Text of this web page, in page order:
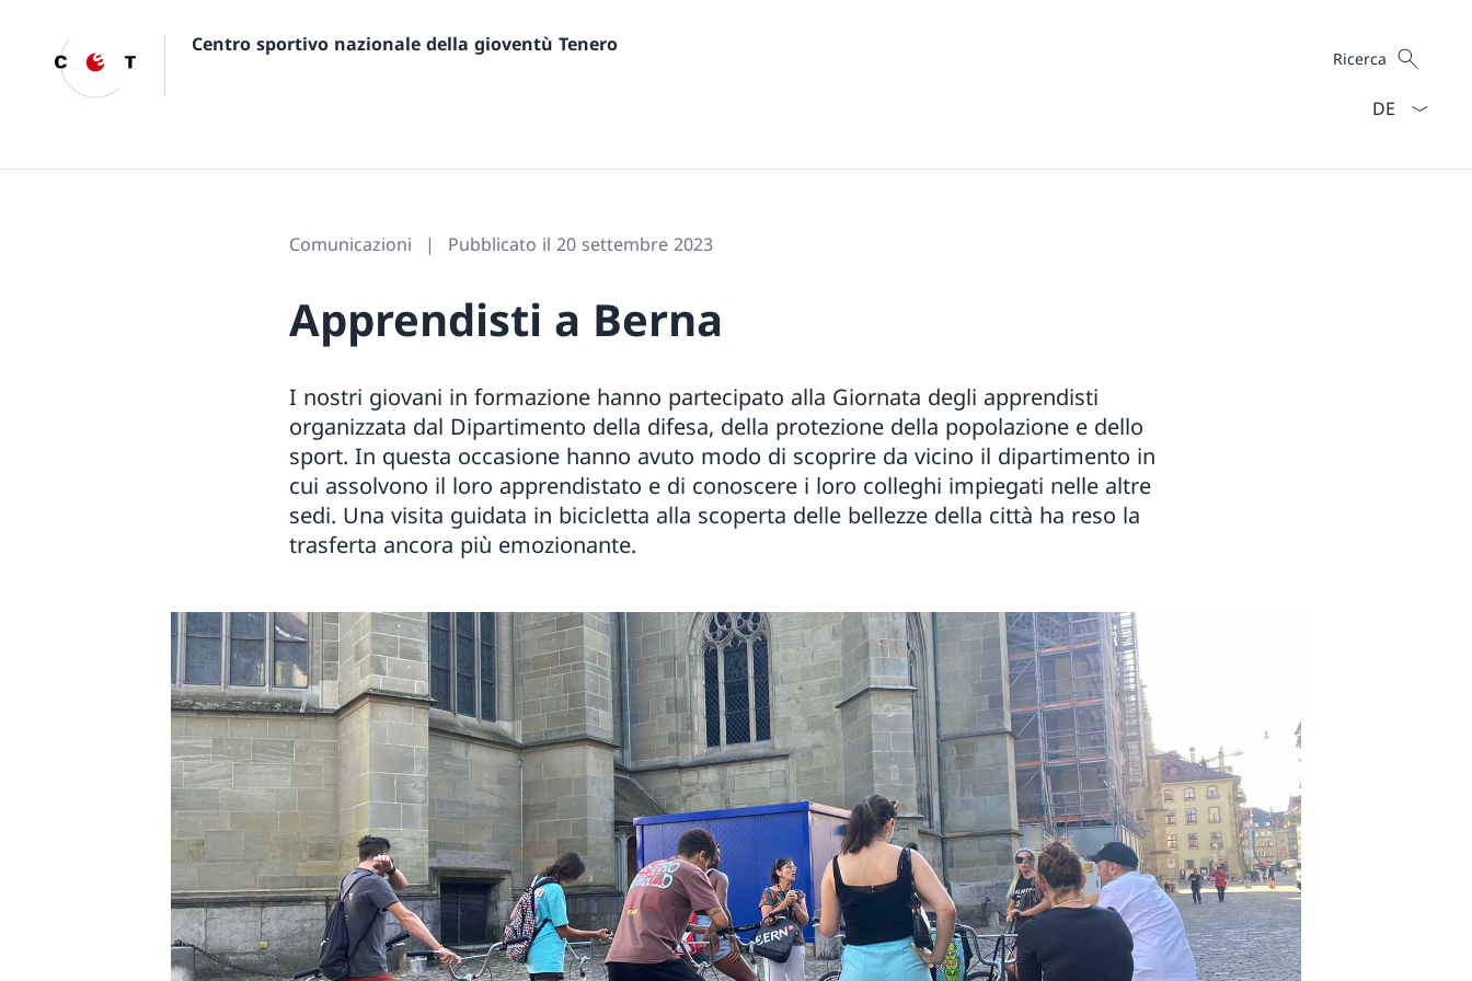
Centro sportivo nazionale della gioventù Tenero Cercare
Ricerca
Comunicazioni Pubblicato il 20 settembre 2023
Apprendisti a Berna
I nostri giovani in formazione hanno partecipato alla Giornata degli apprendisti
organizzata dal Dipartimento della difesa, della protezione della popolazione e dello
sport. In questa occasione hanno avuto modo di scoprire da vicino il dipartimento in
cui assolvono il loro apprendistato e di conoscere i loro colleghi impiegati nelle altre
sedi. Una visita guidata in bicicletta alla scoperta delle bellezze della città ha reso la
trasferta ancora più emozionante.